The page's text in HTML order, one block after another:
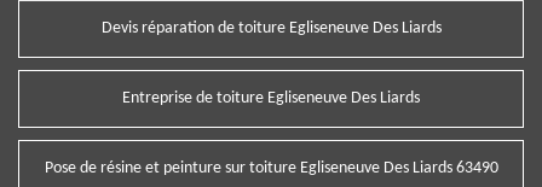
Devis réparation de toiture Egliseneuve Des Liards
Entreprise de toiture Egliseneuve Des Liards
Pose de résine et peinture sur toiture Egliseneuve Des Liards 63490